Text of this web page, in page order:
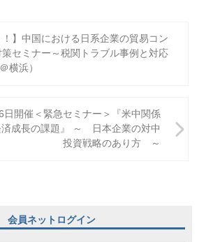
！】中国における日系企業の貿易コン
セミナー～税関トラブル事例と対応
横浜）
日開催＜緊急セミナー＞『米中関係
済成長の課題』 ～ 日本企業の対中
投資戦略のあり方 ～
会員ネットログイン